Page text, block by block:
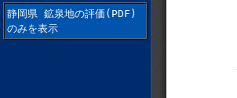
静岡県 鉱泉地の評価(PDF)
のみを表示